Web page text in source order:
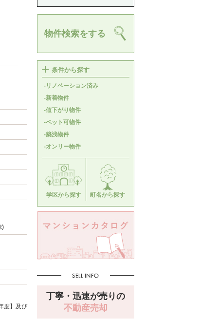
)
度】及び
物件検索をする
条件から探す
-リノベーション済み
-新着物件
-値下がり物件
-ペット可物件
-築浅物件
-オンリー物件
学区から探す 町名から探す
丁寧・迅速が売りの
不動産売却